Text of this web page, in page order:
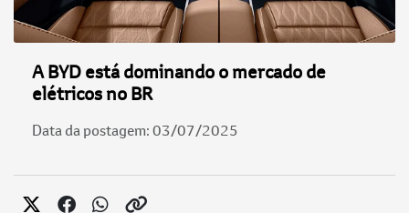
A BYD está dominando o mercado de
elétricos no BR
Data da postagem: 03/07/2025